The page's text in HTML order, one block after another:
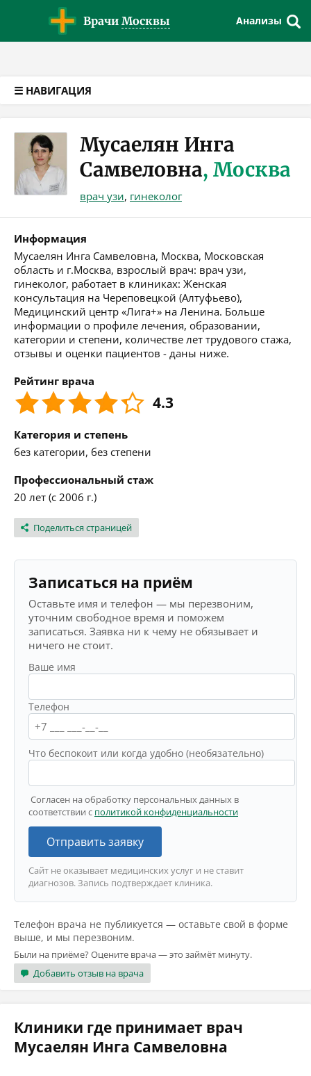
Врачи Москвы Анализы
☰ НАВИГАЦИЯ
Мусаелян Инга
Самвеловна, Москва
врач узи, гинеколог
Информация
Мусаелян Инга Самвеловна, Москва, Московская
область и г.Москва, взрослый врач: врач узи,
гинеколог, работает в клиниках: Женская
консультация на Череповецкой (Алтуфьево),
Медицинский центр «Лига+» на Ленина. Больше
информации о профиле лечения, образовании,
категории и степени, количестве лет трудового стажа,
отзывы и оценки пациентов - даны ниже.
Рейтинг врача
4.3
Категория и степень
без категории, без степени
Профессиональный стаж
20 лет (с 2006 г.)
Поделиться страницей
Записаться на приём
Оставьте имя и телефон — мы перезвоним,
уточним свободное время и поможем
записаться. Заявка ни к чему не обязывает и
ничего не стоит.
Ваше имя
Телефон
Что беспокоит или когда удобно (необязательно)
Согласен на обработку персональных данных в
соответствии с политикой конфиденциальности
Отправить заявку
Сайт не оказывает медицинских услуг и не ставит
диагнозов. Запись подтверждает клиника.
Телефон врача не публикуется — оставьте свой в форме
выше, и мы перезвоним.
Были на приёме? Оцените врача — это займёт минуту.
Добавить отзыв на врача
Клиники где принимает врач
Мусаелян Инга Самвеловна